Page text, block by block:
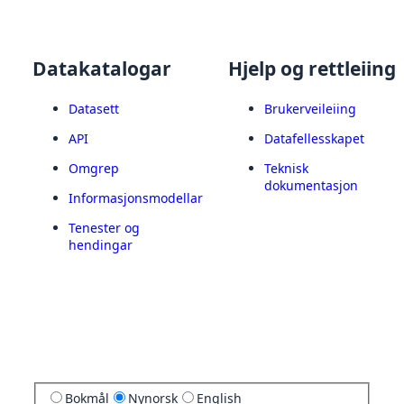
Datakatalogar
Datasett
API
Omgrep
Informasjonsmodellar
Tenester og
hendingar
Hjelp og rettleiing
Brukerveileiing
Datafellesskapet
Teknisk
dokumentasjon
Bokmål Nynorsk English